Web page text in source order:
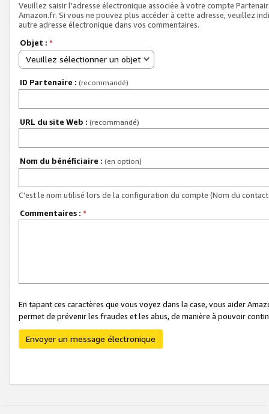
Veuillez saisir l'adresse électronique associée à votre compte
Amazon.fr. Si vous ne pouvez plus accéder à cette adresse, veuillez
autre adresse électronique dans vos commentaires.
Objet : *
Veuillez sélectionner un objet
ID Partenaire : (recommandé)
URL du site Web : (recommandé)
Nom du bénéficiaire : (en option)
C'est le nom utilisé lors de la configuration du compte (Nom du
Commentaires : *
En tapant ces caractères que vous voyez dans la case, vous aider
permet de prévenir les fraudes et les abus, de manière à pouvoir
Envoyer un message électronique